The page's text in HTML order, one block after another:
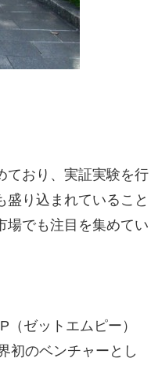
ており、実証実験を行
盛り込まれていること
場でも注目を集めてい
ゼットエムピー）
初のベンチャーとし